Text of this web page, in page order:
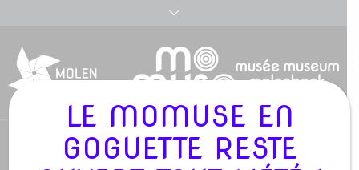
Nederlands
LE MOMUSE EN
GOGUETTE RESTE